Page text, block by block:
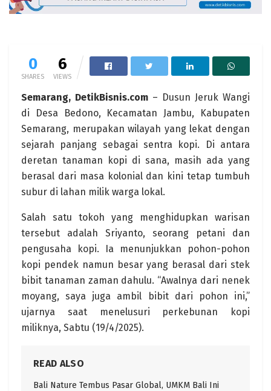
0
SHARES
6
VIEWS
Semarang, DetikBisnis.com – Dusun Jeruk Wangi
di Desa Bedono, Kecamatan Jambu, Kabupaten
Semarang, merupakan wilayah yang lekat dengan
sejarah panjang sebagai sentra kopi. Di antara
deretan tanaman kopi di sana, masih ada yang
berasal dari masa kolonial dan kini tetap tumbuh
subur di lahan milik warga lokal.
Salah satu tokoh yang menghidupkan warisan
tersebut adalah Sriyanto, seorang petani dan
pengusaha kopi. Ia menunjukkan pohon-pohon
kopi pendek namun besar yang berasal dari stek
bibit tanaman zaman dahulu. “Awalnya dari nenek
moyang, saya juga ambil bibit dari pohon ini,”
ujarnya saat menelusuri perkebunan kopi
miliknya, Sabtu (19/4/2025).
READ ALSO
Bali Nature Tembus Pasar Global, UMKM Bali Ini